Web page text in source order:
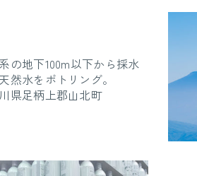
の地下100m以下から採水
然水をボトリング。
県足柄上郡山北町